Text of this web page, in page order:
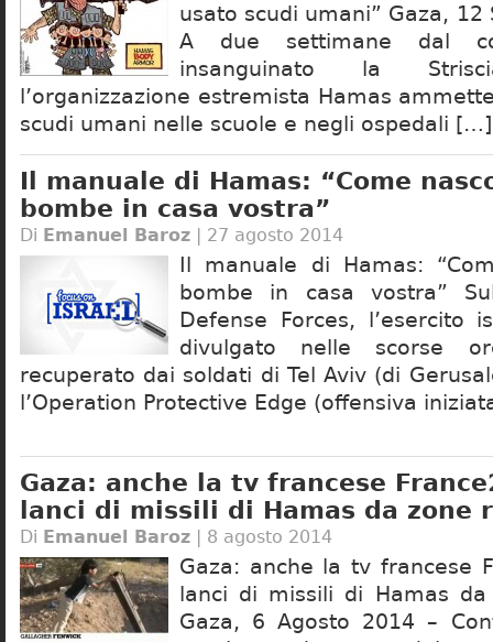
usato scudi umani” Gaza,
A due settimane dal
insanguinato la
l’organizzazione estremista Hamas
scudi umani nelle scuole e negli ospedali […]
Il manuale di Hamas: “Come
bombe in casa vostra”
Di Emanuel Baroz | 27 agosto 2014
Il manuale di Hamas:
bombe in casa vostra”
Defense Forces, l’esercito
divulgato nelle scorse
recuperato dai soldati di Tel Aviv (di
l’Operation Protective Edge (offensiva
Gaza: anche la tv francese
lanci di missili di Hamas da zone
Di Emanuel Baroz | 8 agosto 2014
Gaza: anche la tv francese
lanci di missili di Hamas da
Gaza, 6 Agosto 2014 –